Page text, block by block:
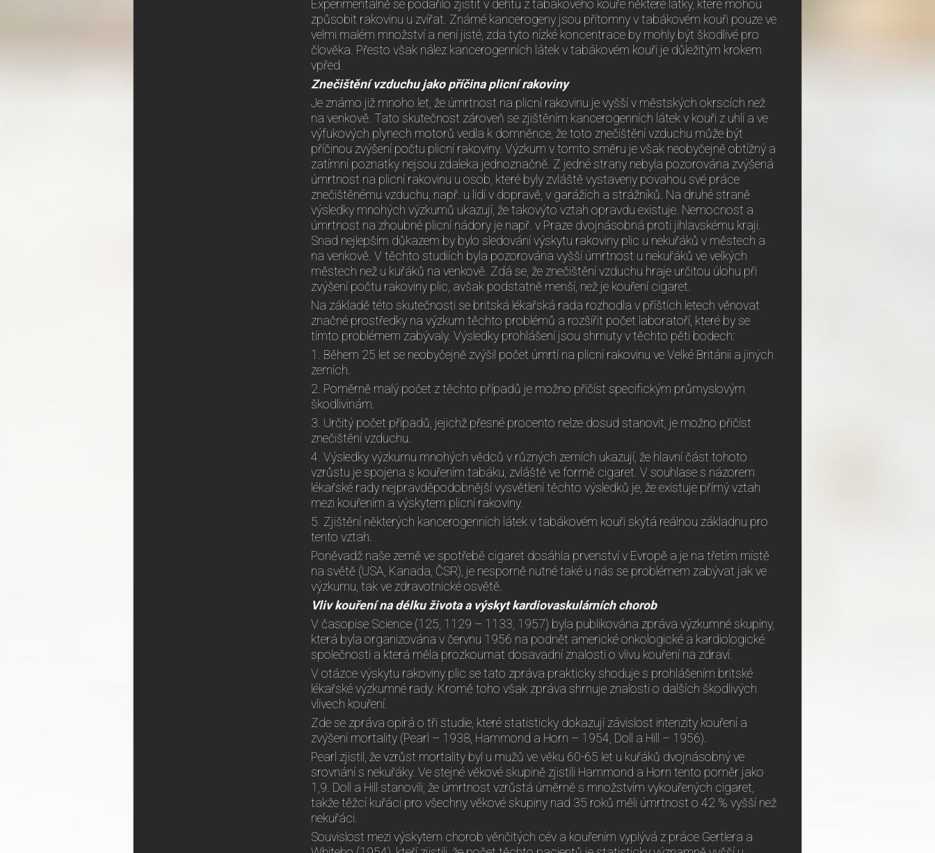
Experimentálně se podařilo zjistit v dehtu z tabákového kouře některé látky, které mohou
způsobit rakovinu u zvířat. Známé kancerogeny jsou přítomny v tabákovém kouři pouze ve
velmi malém množství a není jisté, zda tyto nízké koncentrace by mohly být škodlivé pro
člověka. Přesto však nález kancerogenních látek v tabákovém kouři je důležitým krokem
vpřed.
Znečištění vzduchu jako příčina plicní rakoviny
Je známo již mnoho let, že úmrtnost na plicní rakovinu je vyšší v městských okrscích než
na venkově. Tato skutečnost zároveň se zjištěním kancerogenních látek v kouři z uhlí a ve
výfukových plynech motorů vedla k domněnce, že toto znečištění vzduchu může být
příčinou zvýšení počtu plicní rakoviny. Výzkum v tomto směru je však neobyčejně obtížný a
zatímní poznatky nejsou zdaleka jednoznačně. Z jedné strany nebyla pozorována zvýšená
úmrtnost na plicní rakovinu u osob, které byly zvláště vystaveny povahou své práce
znečištěnému vzduchu, např. u lidí v dopravě, v garážích a strážníků. Na druhé straně
výsledky mnohých výzkumů ukazují, že takovýto vztah opravdu existuje. Nemocnost a
úmrtnost na zhoubné plicní nádory je např. v Praze dvojnásobná proti jihlavskému kraji.
Snad nejlepším důkazem by bylo sledování výskytu rakoviny plic u nekuřáků v městech a
na venkově. V těchto studiích byla pozorována vyšší úmrtnost u nekuřáků ve velkých
městech než u kuřáků na venkově. Zdá se, že znečištění vzduchu hraje určitou úlohu při
zvýšení počtu rakoviny plic, avšak podstatně menší, než je kouření cigaret.
Na základě této skutečnosti se britská lékařská rada rozhodla v příštích letech věnovat
značné prostředky na výzkum těchto problémů a rozšířit počet laboratoří, které by se
tímto problémem zabývaly. Výsledky prohlášení jsou shrnuty v těchto pěti bodech:
1. Během 25 let se neobyčejně zvýšil počet úmrtí na plicní rakovinu ve Velké Británii a jiných
zemích.
2. Poměrně malý počet z těchto případů je možno přičíst specifickým průmyslovým
škodlivinám.
3. Určitý počet případů, jejichž přesné procento nelze dosud stanovit, je možno přičíst
znečištění vzduchu.
4. Výsledky výzkumu mnohých vědců v různých zemích ukazují, že hlavní část tohoto
vzrůstu je spojena s kouřením tabáku, zvláště ve formě cigaret. V souhlase s názorem
lékařské rady nejpravděpodobnější vysvětlení těchto výsledků je, že existuje přímý vztah
mezi kouřením a výskytem plicní rakoviny.
5. Zjištění některých kancerogenních látek v tabákovém kouři skýtá reálnou základnu pro
tento vztah.
Poněvadž naše země ve spotřebě cigaret dosáhla prvenství v Evropě a je na třetím místě
na světě (USA, Kanada, ČSR), je nesporně nutné také u nás se problémem zabývat jak ve
výzkumu, tak ve zdravotnické osvětě.
Vliv kouření na délku života a výskyt kardiovaskulárních chorob
V časopise Science (125, 1129 – 1133, 1957) byla publikována zpráva výzkumné skupiny,
která byla organizována v červnu 1956 na podnět americké onkologické a kardiologické
společnosti a která měla prozkoumat dosavadní znalosti o vlivu kouření na zdraví.
V otázce výskytu rakoviny plic se tato zpráva prakticky shoduje s prohlášením britské
lékařské výzkumné rady. Kromě toho však zpráva shrnuje znalosti o dalších škodlivých
vlivech kouření.
Zde se zpráva opírá o tři studie, které statisticky dokazují závislost intenzity kouření a
zvýšení mortality (Pearl – 1938, Hammond a Horn – 1954, Doll a Hill – 1956).
Pearl zjistil, že vzrůst mortality byl u mužů ve věku 60-65 let u kuřáků dvojnásobný ve
srovnání s nekuřáky. Ve stejné věkové skupině zjistili Hammond a Horn tento poměr jako
1,9. Doll a Hill stanovili, že úmrtnost vzrůstá úměrně s množstvím vykouřených cigaret,
takže těžcí kuřáci pro všechny věkové skupiny nad 35 roků měli úmrtnost o 42 % vyšší než
nekuřáci.
Souvislost mezi výskytem chorob věnčitých cév a kouřením vyplývá z práce Gertlera a